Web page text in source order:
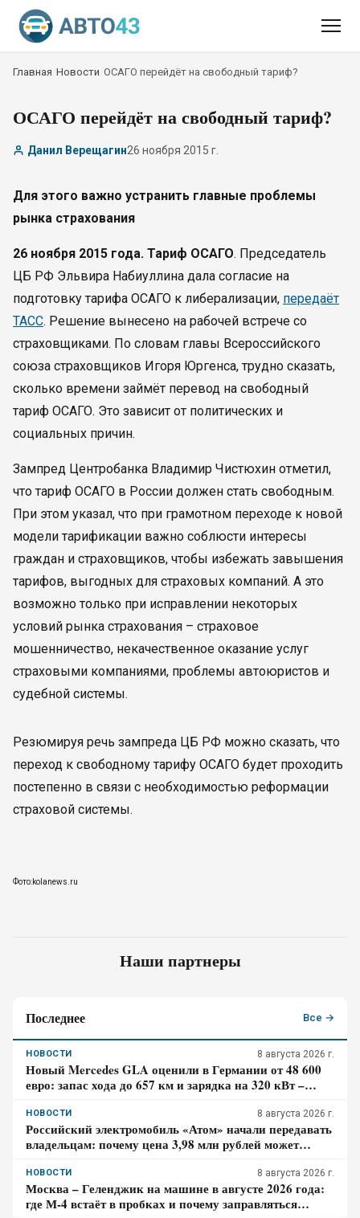
Главная Новости ​ОСАГО перейдёт на свободный тариф?
​ОСАГО перейдёт на свободный тариф?
Данил Верещагин26 ноября 2015 г.
Для этого важно устранить главные проблемы
рынка страхования
26 ноября 2015 года. Тариф ОСАГО. Председатель
ЦБ РФ Эльвира Набиуллина дала согласие на
подготовку тарифа ОСАГО к либерализации, передаёт
ТАСС. Решение вынесено на рабочей встрече со
страховщиками. По словам главы Всероссийского
союза страховщиков Игоря Юргенса, трудно сказать,
сколько времени займёт перевод на свободный
тариф ОСАГО. Это зависит от политических и
социальных причин.
Зампред Центробанка Владимир Чистюхин отметил,
что тариф ОСАГО в России должен стать свободным.
При этом указал, что при грамотном переходе к новой
модели тарификации важно соблюсти интересы
граждан и страховщиков, чтобы избежать завышения
тарифов, выгодных для страховых компаний. А это
возможно только при исправлении некоторых
условий рынка страхования – страховое
мошенничество, некачественное оказание услуг
страховыми компаниями, проблемы автоюристов и
судебной системы.
Резюмируя речь зампреда ЦБ РФ можно сказать, что
переход к свободному тарифу ОСАГО будет проходить
постепенно в связи с необходимостью реформации
страховой системы.
Фото:kolanews.ru
Наши партнеры
Последнее Все →
НОВОСТИ 8 августа 2026 г.
Новый Mercedes GLA оценили в Германии от 48 600
евро: запас хода до 657 км и зарядка на 320 кВт –
НОВОСТИ 8 августа 2026 г.
Российский электромобиль «Атом» начали передавать
владельцам: почему цена 3,98 млн рублей может
НОВОСТИ 8 августа 2026 г.
Москва – Геленджик на машине в августе 2026 года:
где М-4 встаёт в пробках и почему заправляться